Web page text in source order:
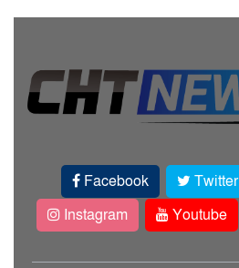
Facebook Twitter
Instagram
Youtube